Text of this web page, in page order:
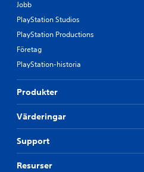
Jobb
PlayStation Studios
PlayStation Productions
Företag
PlayStation-historia
Produkter
Värderingar
Support
Resurser